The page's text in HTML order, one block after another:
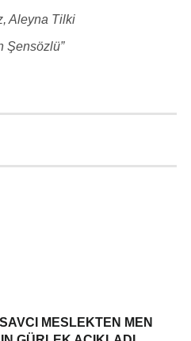
Aleyna Tilki
Şensözlü”
MESLEKTEN MEN